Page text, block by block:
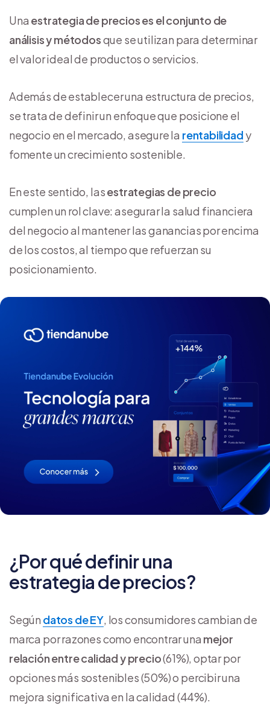
Una estrategia de precios es el conjunto de
análisis y métodosque se utilizan para determinar
el valor ideal de productos o servicios.
Además de establecer una estructura de precios,
se trata de definir un enfoque que posicione el
negocio en el mercado, asegure la rentabilidady
fomente un crecimiento sostenible.
En este sentido, lasestrategias de precio
cumplen un rol clave: asegurar la salud financiera
del negocio al mantener las ganancias por encima
de los costos, al tiempo que refuerzan su
posicionamiento.
¿Por qué definir una
estrategia de precios?
Según datos de EY, los consumidores cambian de
marca por razones como encontrar una mejor
relación entre calidad y precio(61%), optar por
opciones más sostenibles (50%) o percibir una
mejora significativa en la calidad (44%).